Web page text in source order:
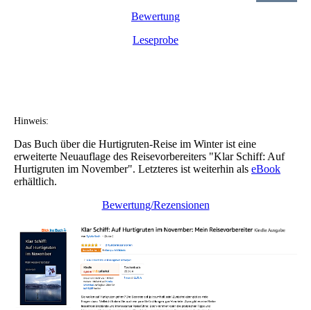
Bewertung
Leseprobe
Hinweis:
Das Buch über die Hurtigruten-Reise im Winter ist eine
erweiterte Neuauflage des Reisevorbereiters "Klar Schiff: Auf
Hurtigruten im November". Letzteres ist weiterhin als eBook
erhältlich.
Bewertung/Rezensionen